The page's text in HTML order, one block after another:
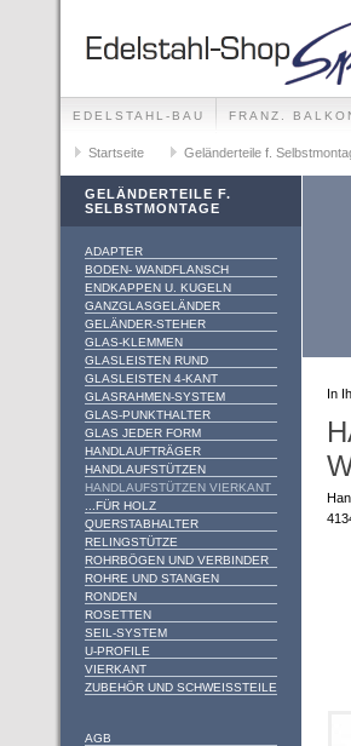
EDELSTAHL-BAU FRANZ.
GELÄNDER-SETS FÜR ALLE
Startseite Geländerteile f.
GELÄNDERTEILE F.
SELBSTMONTAGE
ADAPTER
BODEN- WANDFLANSCH
ENDKAPPEN U. KUGELN
GANZGLASGELÄNDER
GELÄNDER-STEHER
GLAS-KLEMMEN
GLASLEISTEN RUND
GLASLEISTEN 4-KANT
GLASRAHMEN-SYSTEM
GLAS-PUNKTHALTER
GLAS JEDER FORM
HANDLAUFTRÄGER
HANDLAUFSTÜTZEN
HANDLAUFSTÜTZEN VIERKANT
...FÜR HOLZ
QUERSTABHALTER
RELINGSTÜTZE
ROHRBÖGEN UND VERBINDER
ROHRE UND STANGEN
RONDEN
ROSETTEN
SEIL-SYSTEM
U-PROFILE
VIERKANT
ZUBEHÖR UND SCHWEISSTEILE
AGB
In